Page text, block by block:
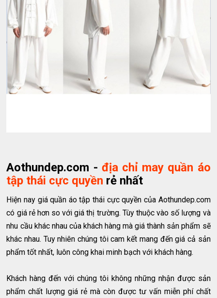
Aothundep.com - địa chỉ may quần áo
tập thái cực quyền rẻ nhất
Hiện nay giá quần áo tập thái cực quyền của Aothundep.com
có giá rẻ hơn so với giá thị trường. Tùy thuộc vào số lượng và
nhu cầu khác nhau của khách hàng mà giá thành sản phẩm sẽ
khác nhau. Tuy nhiên chúng tôi cam kết mang đến giá cả sản
phẩm tốt nhất, luôn công khai minh bạch với khách hàng.
Khách hàng đến với chúng tôi không những nhận được sản
phẩm chất lượng giá rẻ mà còn được tư vấn miễn phí chất